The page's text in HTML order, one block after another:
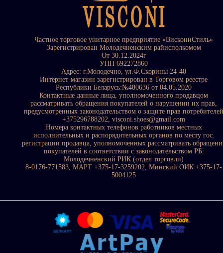
Частное торговое унитарное предприятие «ВискониСтиль»
Зарегистрирован Молодечненским райисполкомом
От 30.12.2024г
УНП 692272860
Адрес: г.Молодечно, ул.Ф.Скорины 24-40
Интернет-магазин зарегистрирован в Торговом реестре
Республики Беларусь:№480636 от 04.05.2020
Контактные данные лица, уполномоченного продавцом
рассматривать обращения покупателей о нарушении их прав,
предусмотренных законодательством о защите прав потребителей
+375296788202, visconi.shoes@gmail.com
Номера контактных телефонов работников местных
исполнительных и распорядительных органов по месту гос.
регистрации продавца, уполномоченных рассматривать
покупателей в соответствии с законодательством РБ:
Молодечненский РИК (отдел торговли)
8-0176-771583, МАРТ +375-17-3259202, Минский ОИК +375-17-
5004125